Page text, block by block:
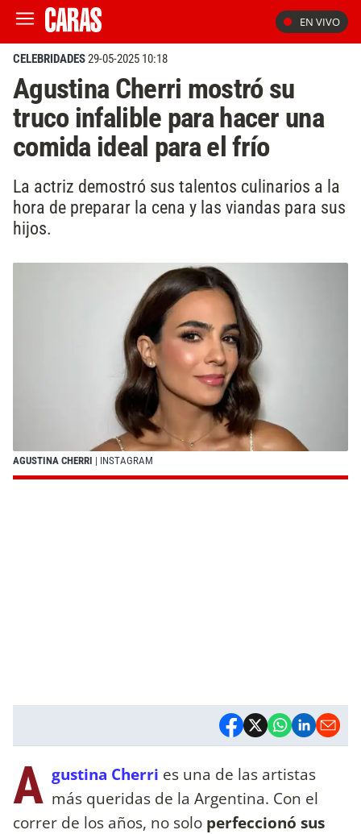
EN VIVO
CELEBRIDADES29-05-2025 10:18
Agustina Cherri mostró su
truco infalible para hacer una
comida ideal para el frío
La actriz demostró sus talentos culinarios a la
hora de preparar la cena y las viandas para sus
hijos.
AGUSTINA CHERRI | INSTAGRAM
A gustina Cherri es una de las artistas
más queridas de la Argentina. Con el
correr de los años, no solo perfeccionó sus